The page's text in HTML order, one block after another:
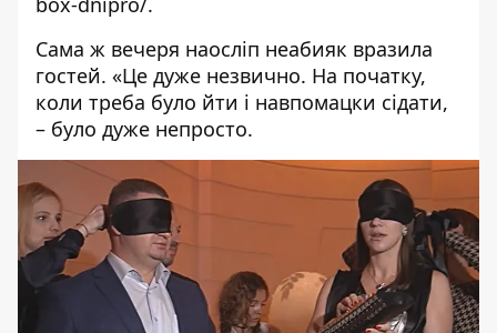
Сама ж вечеря наосліп неабияк вразила
гостей. «Це дуже незвично. На початку,
коли треба було йти і навпомацки сідати,
– було дуже непросто.